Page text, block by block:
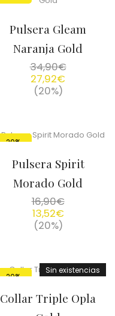
Pulsera Gleam
Naranja Gold
34,90€
27,92€
(20%)
-20%
Pulsera Spirit
Morado Gold
16,90€
13,52€
(20%)
Sin existencias
-20%
Collar Triple Opla